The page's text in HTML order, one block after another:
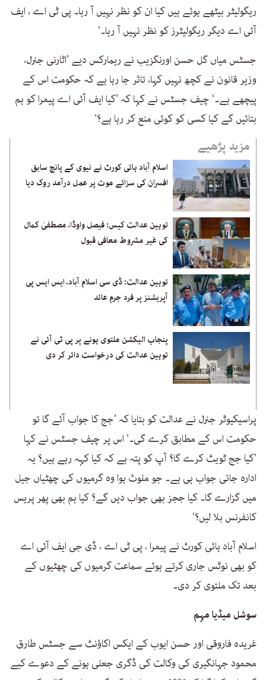
ریگولیٹر بیٹھے ہوئے ہیں کیا ان کو نظر نہیں آ رہا۔ پی ٹی اے ، ایف
آئی اے دیگر ریگولیٹرز کو نظر نہیں آ رہا۔‘
جسٹس میاں گل حسن اورنگزیب نے ریمارکس دیے ’اٹارنی جنرل،
وزیر قانون نے کچھ نہیں کہا، تاثر جا رہا ہے کہ حکومت اس کے
پیچھے ہے۔‘ چیف جسٹس نے کہا کہ ’کیا ایف آئی اے پیمرا کو ہم
بتائیں گے کیا کسی کو کوئی منع کر رہا ہے؟‘
مزید پڑھیے
اسلام آباد ہائی کورٹ نے نیوی کے پانچ سابق
افسران کی سزائے موت پر عمل درآمد روک دیا
توہین عدالت کیس: فیصل واوڈا، مصطفیٰ کمال
کی غیر مشروط معافی قبول
توہین عدالت: ڈی سی اسلام آباد، ایس ایس پی
آپریشنز پر فرد جرم عائد
پنجاب الیکشن ملتوی ہونے پر پی ٹی آئی نے
توہین عدالت کی درخواست دائر کر دی
پراسیکیوٹر جنرل نے عدالت کو بتایا کہ ’جج کا جواب آئے گا تو
حکومت اس کے مطابق کرے گی۔‘ اس پر چیف جسٹس نے کہا
’کیا جج ٹویٹ کرے گا؟ آپ کو پتہ ہے کہ کیا کہہ رہے ہیں؟ یہ
ادارہ جاتی جواب ہی ہے۔ جو ملوث ہوا وہ گرمیوں کی چھٹیاں جیل
میں گزارے گا۔ کیا ججز بھی جواب دیں گے؟ کیا ہم بھی پھر پریس
کانفرنس بلا لیں؟‘
اسلام آباد ہائی کورٹ نے پیمرا ، پی ٹی اے ، ڈی جی ایف آئی اے
کو بھی نوٹس جاری کرتے ہوئے سماعت گرمیوں کی چھٹیوں کے
بعد تک ملتوی کر دی۔
سوشل میڈیا مہم
غریدہ فاروقی اور حسن ایوب کے ایکس اکاؤنٹ سے جسٹس طارق
محمود جہانگیری کی وکالت کی ڈگری جعلی ہونے کے دعوے کیے